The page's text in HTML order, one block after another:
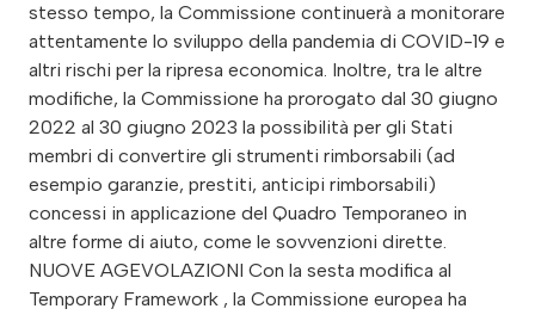
stesso tempo, la Commissione continuerà a monitorare
attentamente lo sviluppo della pandemia di COVID-19 e
altri rischi per la ripresa economica. Inoltre, tra le altre
modifiche, la Commissione ha prorogato dal 30 giugno
2022 al 30 giugno 2023 la possibilità per gli Stati
membri di convertire gli strumenti rimborsabili (ad
esempio garanzie, prestiti, anticipi rimborsabili)
concessi in applicazione del Quadro Temporaneo in
altre forme di aiuto, come le sovvenzioni dirette.
NUOVE AGEVOLAZIONI Con la sesta modifica al
Temporary Framework , la Commissione europea ha